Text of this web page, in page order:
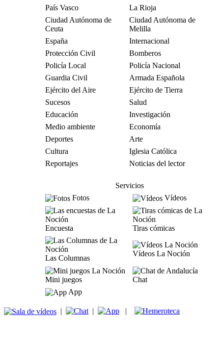
País Vasco
La Rioja
Ciudad Autónoma de
Ceuta
Ciudad Autónoma de
Melilla
España
Internacional
Protección Civil
Bomberos
Policía Local
Policía Nacional
Guardia Civil
Armada Española
Ejército del Aire
Ejército de Tierra
Sucesos
Salud
Educación
Investigación
Medio ambiente
Economía
Deportes
Arte
Cultura
Iglesia Católica
Reportajes
Noticias del lector
Servicios
Fotos
Vídeos
Encuesta Tiras cómicas
Las Columnas
Vídeos La Noción
Mini juegos
Chat
App
| | |